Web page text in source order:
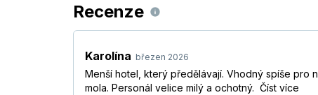
Recenze
Karolína březen 2026
Menší hotel, který předělávají. Vhodný spíše pro
mola. Personál velice milý a ochotný. Číst více